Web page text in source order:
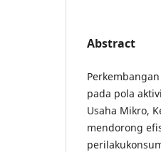
Abstract
pada pola
Usaha Mikro,
mendorong